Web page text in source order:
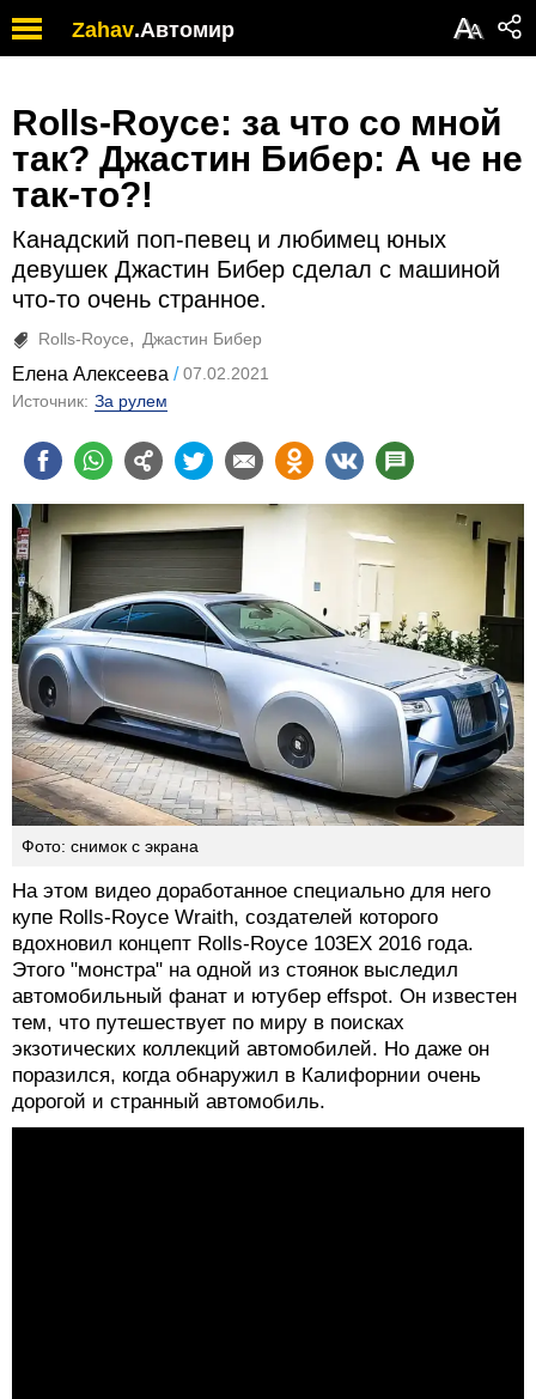
Zahav.Автомир АА
так? Джастин Бибер: А че не
так-то?!
Канадский поп-певец и любимец юных
девушек Джастин Бибер сделал с машиной
что-то очень странное.
Rolls-Royce Джастин Бибер
Елена Алексеева
07.02.2021
Источник:
Фото: снимок с экрана
На этом видео доработанное специально для него
купе Rolls-Royce Wraith, создателей которого
вдохновил концепт Rolls-Royce 103EX 2016 года.
Этого "монстра" на одной из стоянок выследил
автомобильный фанат и ютубер effspot. Он известен
тем, что путешествует по миру в поисках
экзотических коллекций автомобилей. Но даже он
поразился, когда обнаружил в Калифорнии очень
дорогой и странный автомобиль.